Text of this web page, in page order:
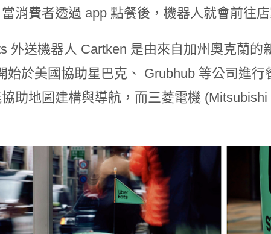
當消費者透過 app 點餐後，機器人就會前往
外送機器人 Cartken 是由來自加州奧克蘭的
始於美國協助星巴克、 Grubhub 等公司進
助地圖建構與導航，而三菱電機